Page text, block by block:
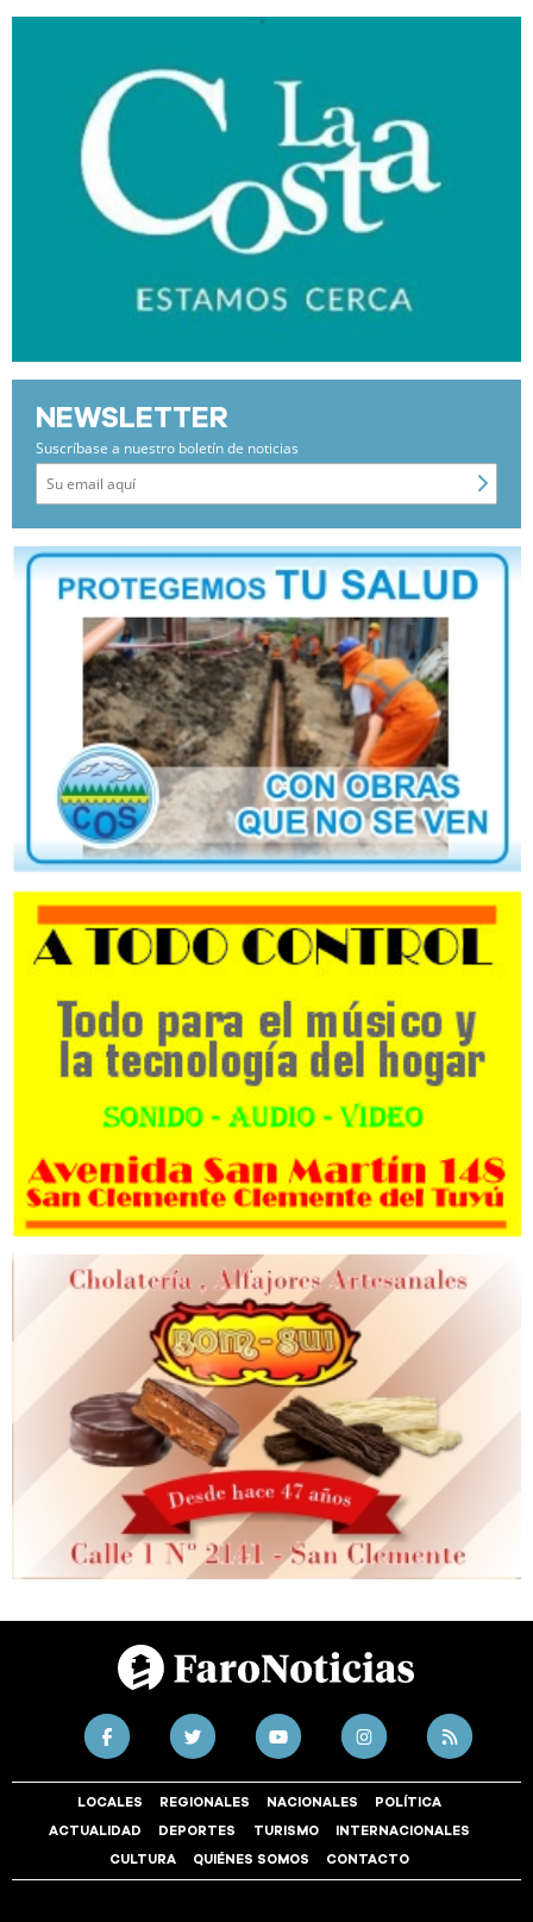
NEWSLETTER
Suscríbase a nuestro boletín de noticias
LOCALES REGIONALES NACIONALES POLÍTICA
ACTUALIDAD DEPORTES TURISMO INTERNACIONALES
CULTURA QUIÉNES SOMOS CONTACTO